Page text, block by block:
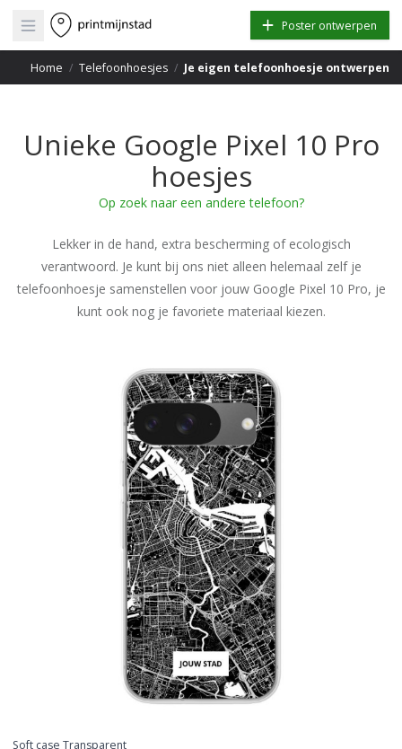
Open main menu Poster ontwerpen
Home / Telefoonhoesjes / Je eigen telefoonhoesje ontwerpen
Unieke Google Pixel 10 Pro
hoesjes
Op zoek naar een andere telefoon?
Lekker in de hand, extra bescherming of ecologisch
verantwoord. Je kunt bij ons niet alleen helemaal zelf je
telefoonhoesje samenstellen voor jouw Google Pixel 10 Pro, je
kunt ook nog je favoriete materiaal kiezen.
Soft case Transparent